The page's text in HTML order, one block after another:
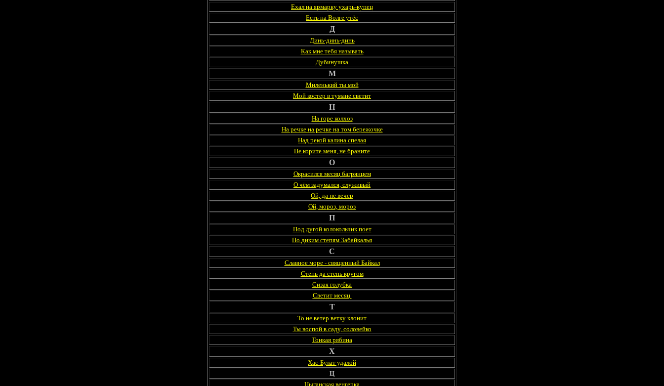
Ехал на ярмарку ухарь-купец
Есть на Волге утёс
Д
Динь-динь-динь
Как мне тебя называть
Дубинушка
М
Миленький ты мой
Мой костер в тумане светит
Н
На горе колхоз
На речке на речке на том бережочке
Над рекой калина спелая
Не корите меня, не браните
О
Окрасился месяц багрянцем
О чём задумался, служивый
Ой, да не вечер
Ой, мороз, мороз
П
Под дугой колокольчик поет
По диким степям Забайкалья
С
Славное море - священный Байкал
Степь да степь кругом
Сизая голубка
Светит месяц
Т
То не ветер ветку клонит
Ты воспой в саду, соловейко
Тонкая рябина
Х
Хас-Булат удалой
Ц
Цыганская венгерка